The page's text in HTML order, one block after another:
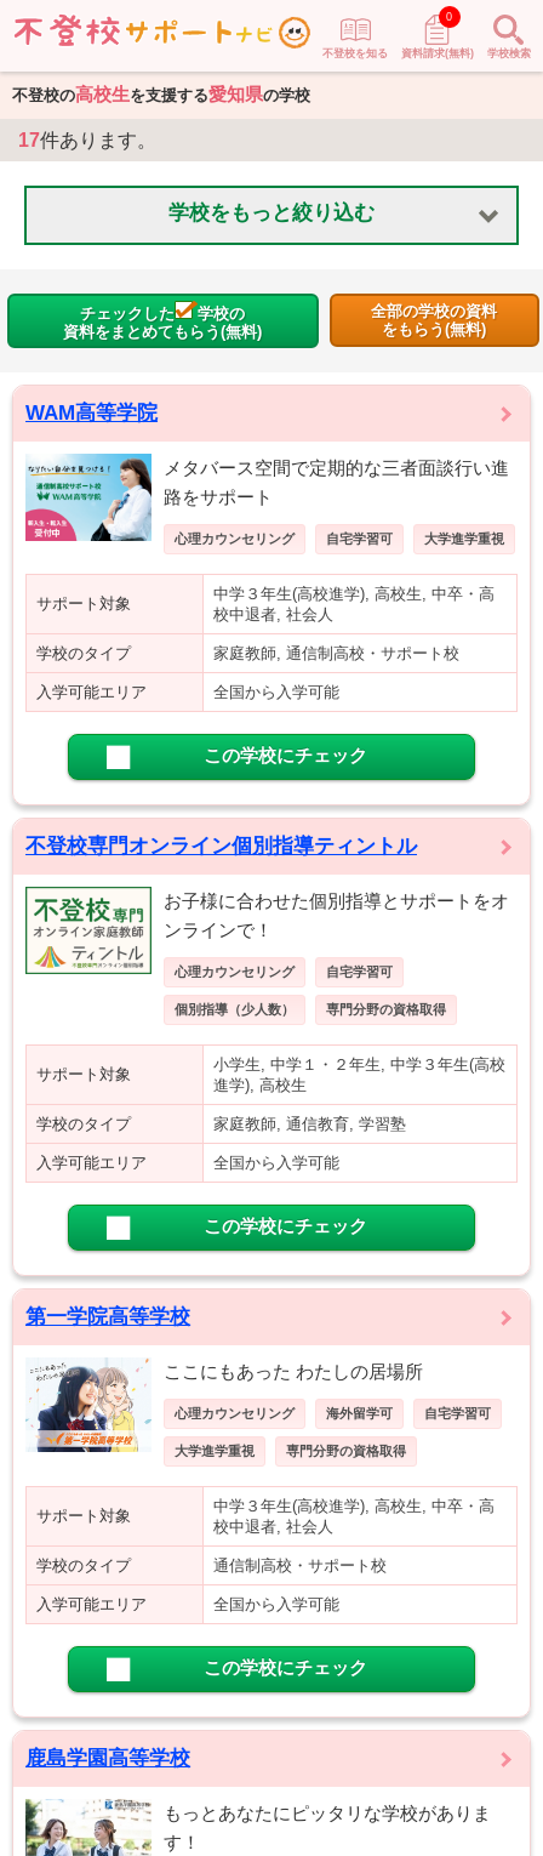
不登校を知る 資料請求(無料)
0
学校検索
不登校の高校生を支援する愛知県の学校
17件あります。
学校をもっと絞り込む
チェックした
学校の
資料をまとめてもらう(無料)
全部の学校の資料
をもらう(無料)
WAM高等学院
メタバース空間で定期的な三者面談行い進
路をサポート
心理カウンセリング 自宅学習可 大学進学重視
サポート対象
中学３年生(高校進学), 高校生, 中卒・高
校中退者, 社会人
学校のタイプ 家庭教師, 通信制高校・サポート校
入学可能エリア 全国から入学可能
この学校にチェック
不登校専門オンライン個別指導ティントル
お子様に合わせた個別指導とサポートをオ
ンラインで！
心理カウンセリング 自宅学習可
個別指導（少人数） 専門分野の資格取得
サポート対象
小学生, 中学１・２年生, 中学３年生(高校
進学), 高校生
学校のタイプ 家庭教師, 通信教育, 学習塾
入学可能エリア 全国から入学可能
この学校にチェック
第一学院高等学校
ここにもあった わたしの居場所
心理カウンセリング 海外留学可 自宅学習可
大学進学重視 専門分野の資格取得
サポート対象
中学３年生(高校進学), 高校生, 中卒・高
校中退者, 社会人
学校のタイプ 通信制高校・サポート校
入学可能エリア 全国から入学可能
この学校にチェック
鹿島学園高等学校
もっとあなたにピッタリな学校がありま
す！